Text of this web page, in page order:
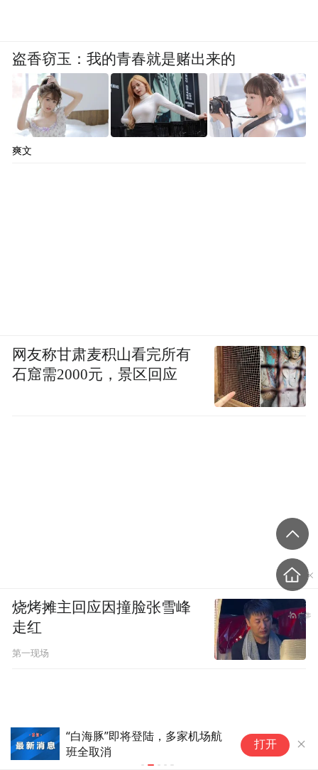
登陆，多家机场航
暴雨中，这位00后北京女警
间冲了上去！
打开
盗香窃玉：我的青春就是赌出来的
爽文
网友称甘肃麦积山看完所有
石窟需2000元，景区回应
烧烤摊主回应因撞脸张雪峰
走红
第一现场